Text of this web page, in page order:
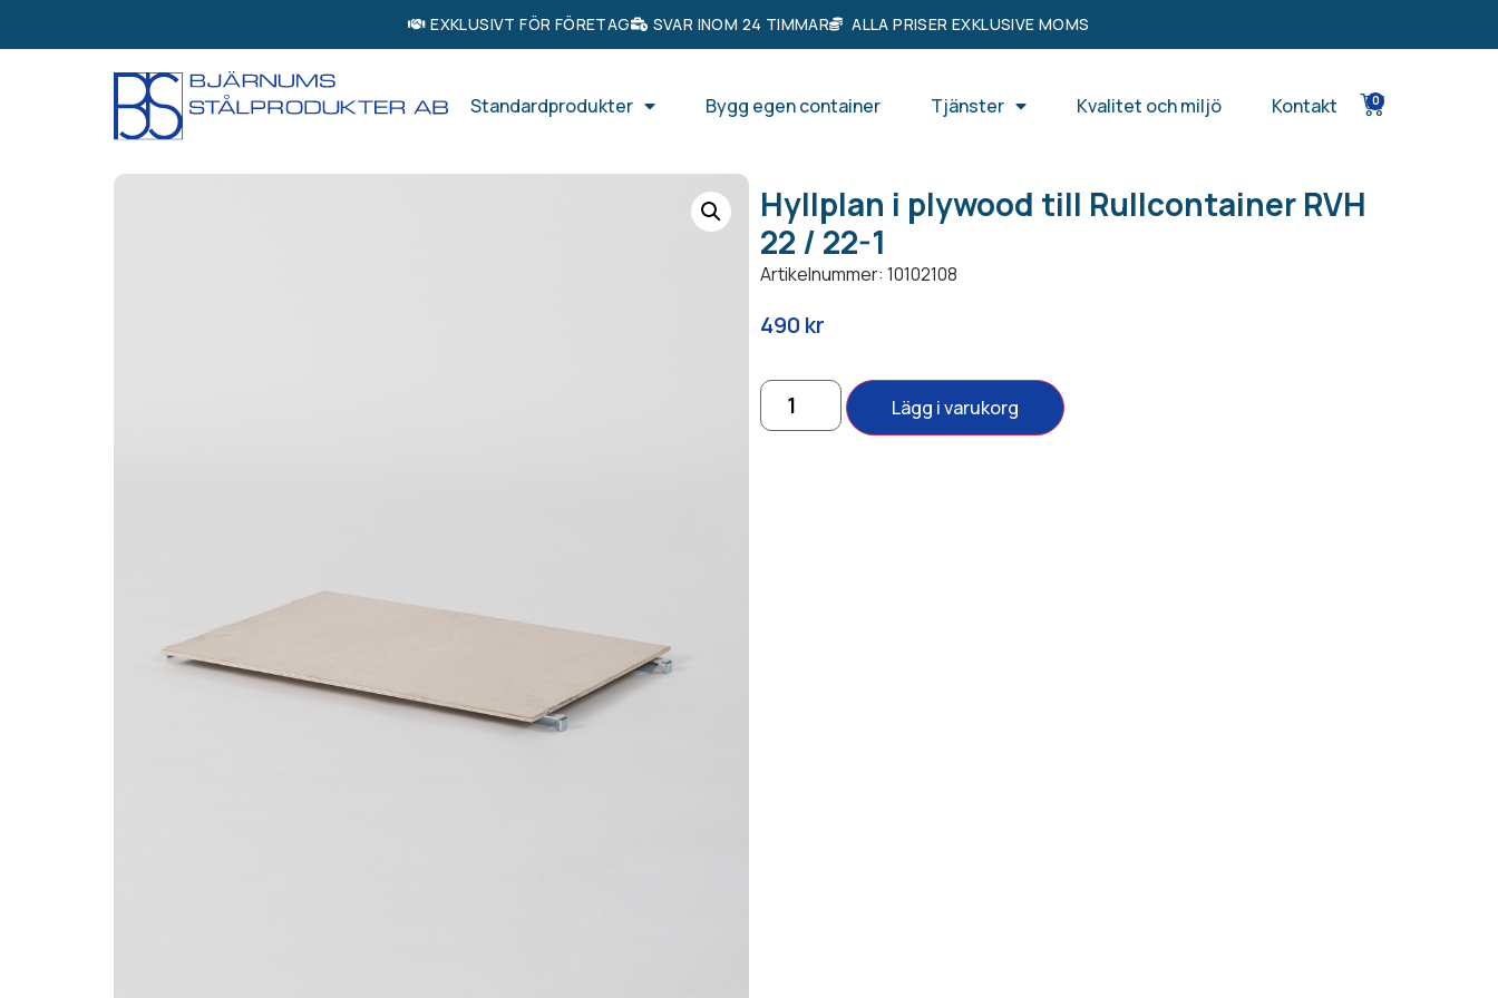
EXKLUSIVT FÖR FÖRETAG SVAR INOM 24 TIMMAR ALLA PRISER EXKLUSIVE MOMS
Standardprodukter Bygg egen container Tjänster Kvalitet och miljö Kontakt 0
Hyllplan i plywood till Rullcontainer RVH
22 / 22-1
Artikelnummer: 10102108
490 kr
Lägg i varukorg